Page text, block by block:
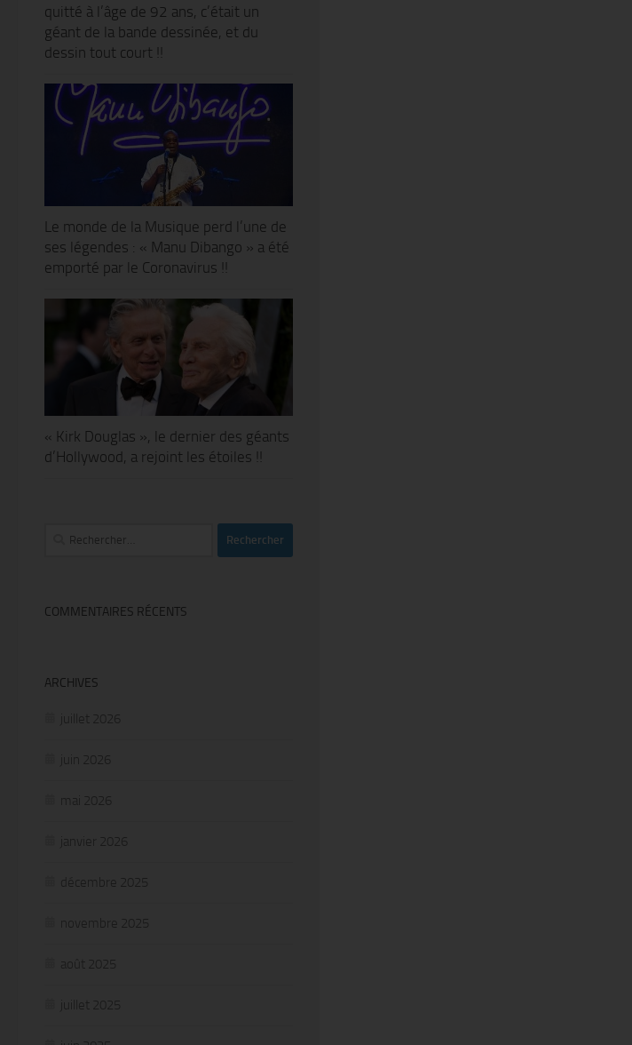
quitté à l’âge de 92 ans, c’était un
géant de la bande dessinée, et du
dessin tout court !!
Le monde de la Musique perd l’une de
ses légendes : « Manu Dibango » a été
emporté par le Coronavirus !!
« Kirk Douglas », le dernier des géants
d’Hollywood, a rejoint les étoiles !!
Rechercher :
COMMENTAIRES RÉCENTS
ARCHIVES
juillet 2026
juin 2026
mai 2026
janvier 2026
décembre 2025
novembre 2025
août 2025
juillet 2025